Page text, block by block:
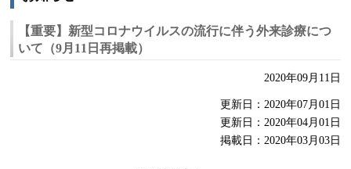
【重要】新型コロナウイルスの流行に伴う外来診療につ
いて（9月11日再掲載）
2020年09月11日
更新日：2020年07月01日
更新日：2020年04月01日
掲載日：2020年03月03日